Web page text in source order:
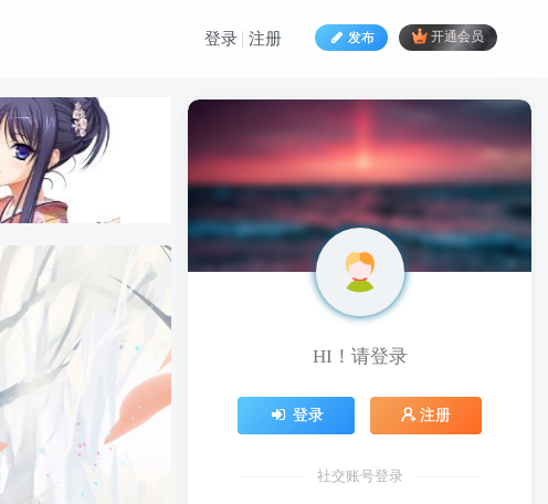
发布 开通会员
登录 注册
HI！请登录
登录 注册
社交账号登录
HI！请登录
登录 注册
社交账号登录